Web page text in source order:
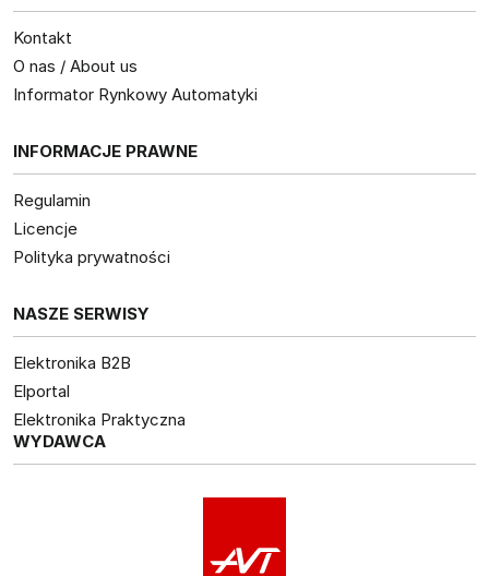
Kontakt
O nas / About us
Informator Rynkowy Automatyki
INFORMACJE PRAWNE
Regulamin
Licencje
Polityka prywatności
NASZE SERWISY
Elektronika B2B
Elportal
Elektronika Praktyczna
WYDAWCA